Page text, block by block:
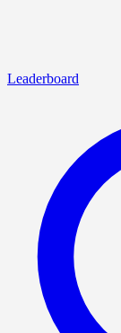
Leaderboard